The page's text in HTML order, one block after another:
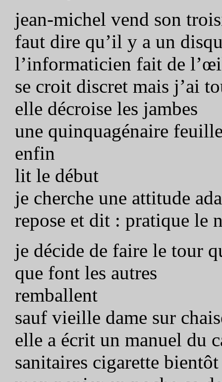
jean-michel vend son
faut dire qu’il y a un
l’informaticien fait de
se croit discret mais j’ai
elle décroise les jambes
une quinquagénaire
enfin
lit le début
je cherche une attitude
repose et dit : pratique le
je décide de faire le tour
que font les autres
remballent
sauf vieille dame sur
elle a écrit un manuel du
sanitaires cigarette